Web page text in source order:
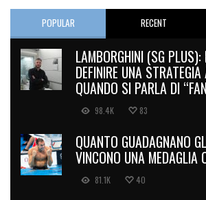
POPULAR RECENT
LAMBORGHINI (SG PLUS):
DEFINIRE UNA
QUANDO SI PARLA DI
98.4K 83
QUANTO GUADAGNANO
VINCONO UNA MEDAGLIA
81.1K 40